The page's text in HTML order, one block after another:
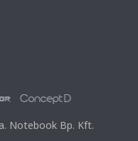
Notebook Bp. Kft.